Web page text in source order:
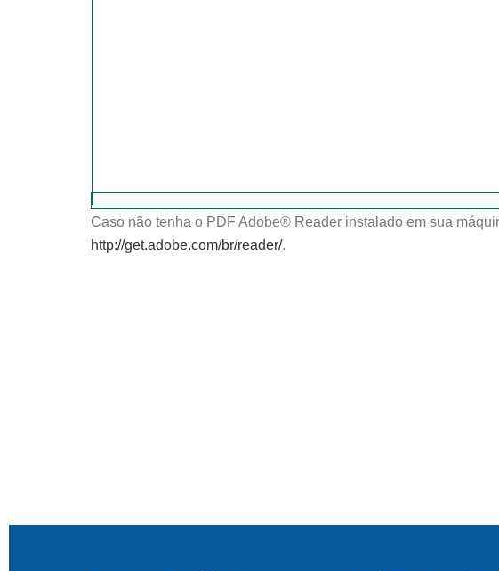
Caso não tenha o PDF Adobe® Reader instalado em sua
http://get.adobe.com/br/reader/.